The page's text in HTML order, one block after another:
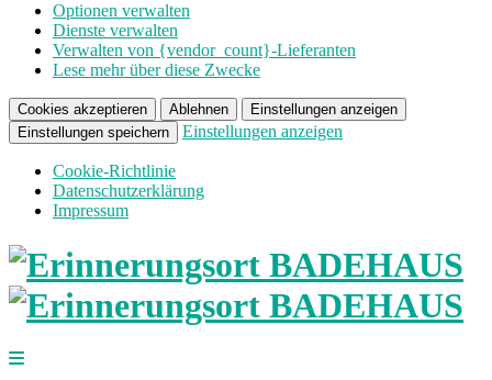
Optionen verwalten
Dienste verwalten
Verwalten von {vendor_count}-Lieferanten
Lese mehr über diese Zwecke
Cookies akzeptieren Ablehnen
Einstellungen anzeigen
Einstellungen speichern
Einstellungen anzeigen
Cookie-Richtlinie
Datenschutzerklärung
Impressum